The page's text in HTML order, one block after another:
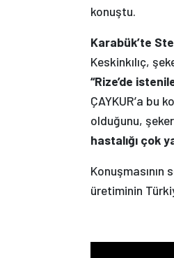
konuştu.
Karabük’te
Keskinkılıç,
“Rize’de
ÇAYKUR’a bu
olduğunu,
hastalığı çok
üretiminin